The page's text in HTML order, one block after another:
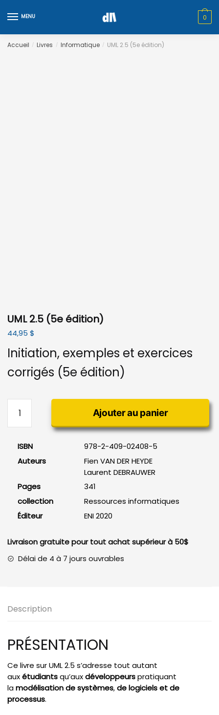
to
to
MENU 0
Accueil / Livres / Informatique / UML 2.5 (5e édition)
UML 2.5 (5e édition)
44,95 $
Initiation, exemples et exercices
corrigés (5e édition)
UML
(5e
édition)
Ajouter au panier
ISBN
978-2-409-02408-5
Auteurs
Fien VAN DER HEYDE
Laurent DEBRAUWER
Pages
341
collection
Ressources informatiques
Éditeur
ENI 2020
Livraison gratuite pour tout achat supérieur à 50$
Délai de 4 à 7 jours ouvrables
Description
PRÉSENTATION
Ce livre sur UML 2.5 s’adresse tout autant
auxétudiantsqu’auxdéveloppeurspratiquant
lamodélisation de systèmes,de logiciels et de
processus.